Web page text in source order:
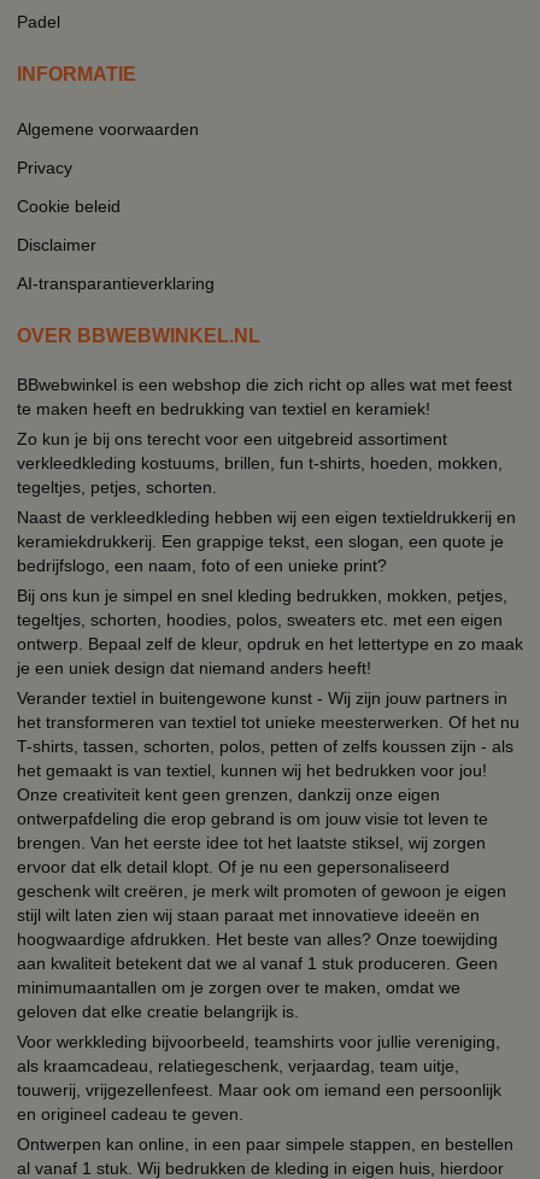
Padel
INFORMATIE
Algemene voorwaarden
Privacy
Cookie beleid
Disclaimer
AI-transparantieverklaring
OVER BBWEBWINKEL.NL
BBwebwinkel is een webshop die zich richt op alles wat met feest
te maken heeft en bedrukking van textiel en keramiek!
Zo kun je bij ons terecht voor een uitgebreid assortiment
verkleedkleding kostuums, brillen, fun t-shirts, hoeden, mokken,
tegeltjes, petjes, schorten.
Naast de verkleedkleding hebben wij een eigen textieldrukkerij en
keramiekdrukkerij. Een grappige tekst, een slogan, een quote je
bedrijfslogo, een naam, foto of een unieke print?
Bij ons kun je simpel en snel kleding bedrukken, mokken, petjes,
tegeltjes, schorten, hoodies, polos, sweaters etc. met een eigen
ontwerp. Bepaal zelf de kleur, opdruk en het lettertype en zo maak
je een uniek design dat niemand anders heeft!
Verander textiel in buitengewone kunst - Wij zijn jouw partners in
het transformeren van textiel tot unieke meesterwerken. Of het nu
T-shirts, tassen, schorten, polos, petten of zelfs koussen zijn - als
het gemaakt is van textiel, kunnen wij het bedrukken voor jou!
Onze creativiteit kent geen grenzen, dankzij onze eigen
ontwerpafdeling die erop gebrand is om jouw visie tot leven te
brengen. Van het eerste idee tot het laatste stiksel, wij zorgen
ervoor dat elk detail klopt. Of je nu een gepersonaliseerd
geschenk wilt creëren, je merk wilt promoten of gewoon je eigen
stijl wilt laten zien wij staan paraat met innovatieve ideeën en
hoogwaardige afdrukken. Het beste van alles? Onze toewijding
aan kwaliteit betekent dat we al vanaf 1 stuk produceren. Geen
minimumaantallen om je zorgen over te maken, omdat we
geloven dat elke creatie belangrijk is.
Voor werkkleding bijvoorbeeld, teamshirts voor jullie vereniging,
als kraamcadeau, relatiegeschenk, verjaardag, team uitje,
touwerij, vrijgezellenfeest. Maar ook om iemand een persoonlijk
en origineel cadeau te geven.
Ontwerpen kan online, in een paar simpele stappen, en bestellen
al vanaf 1 stuk. Wij bedrukken de kleding in eigen huis, hierdoor